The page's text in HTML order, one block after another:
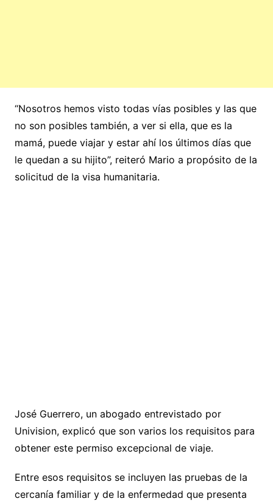
“Nosotros hemos visto todas vías posibles y las que
no son posibles también, a ver si ella, que es la
mamá, puede viajar y estar ahí los últimos días que
le quedan a su hijito”, reiteró Mario a propósito de la
solicitud de la visa humanitaria.
José Guerrero, un abogado entrevistado por
Univision, explicó que son varios los requisitos para
obtener este permiso excepcional de viaje.
Entre esos requisitos se incluyen las pruebas de la
cercanía familiar y de la enfermedad que presenta